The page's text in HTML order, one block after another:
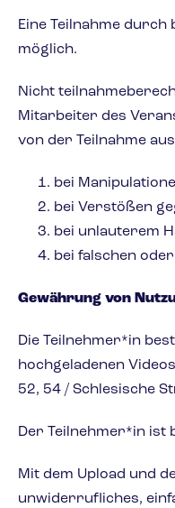
Eine Teilnahme
möglich.
Nicht
Mitarbeiter des
von der Teilnahme
bei
bei Verstößen
bei unlauterem
bei falschen
Gewährung von
Die Teilnehmer*in
hochgeladenen
52, 54 / Schlesische
Der Teilnehmer*in ist
Mit dem Upload und
unwiderrufliches,